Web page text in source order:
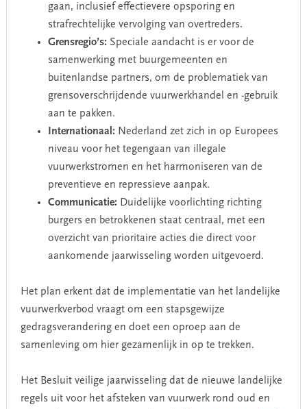
gaan, inclusief effectievere opsporing en
strafrechtelijke vervolging van overtreders.
Grensregio’s:Speciale aandacht is er voor de
samenwerking met buurgemeenten en
buitenlandse partners, om de problematiek van
grensoverschrijdende vuurwerkhandel en -gebruik
aan te pakken.
Internationaal:Nederland zet zich in op Europees
niveau voor het tegengaan van illegale
vuurwerkstromen en het harmoniseren van de
preventieve en repressieve aanpak.
Communicatie:Duidelijke voorlichting richting
burgers en betrokkenen staat centraal, met een
overzicht van prioritaire acties die direct voor
aankomende jaarwisseling worden uitgevoerd.
Het plan erkent dat de implementatie van het landelijke
vuurwerkverbod vraagt om een stapsgewijze
gedragsverandering en doet een oproep aan de
samenleving om hier gezamenlijk in op te trekken.
Het Besluit veilige jaarwisseling dat de nieuwe landelijke
regels uit voor het afsteken van vuurwerk rond oud en